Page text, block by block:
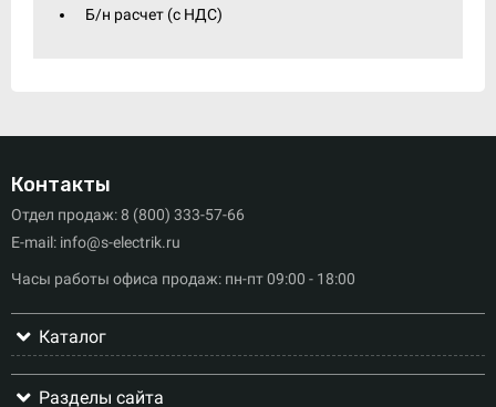
Б/н расчет (c НДС)
Контакты
Отдел продаж: 8 (800) 333-57-66
E-mail: info@s-electrik.ru
Часы работы офиса продаж: пн-пт 09:00 - 18:00
Каталог
Разделы сайта